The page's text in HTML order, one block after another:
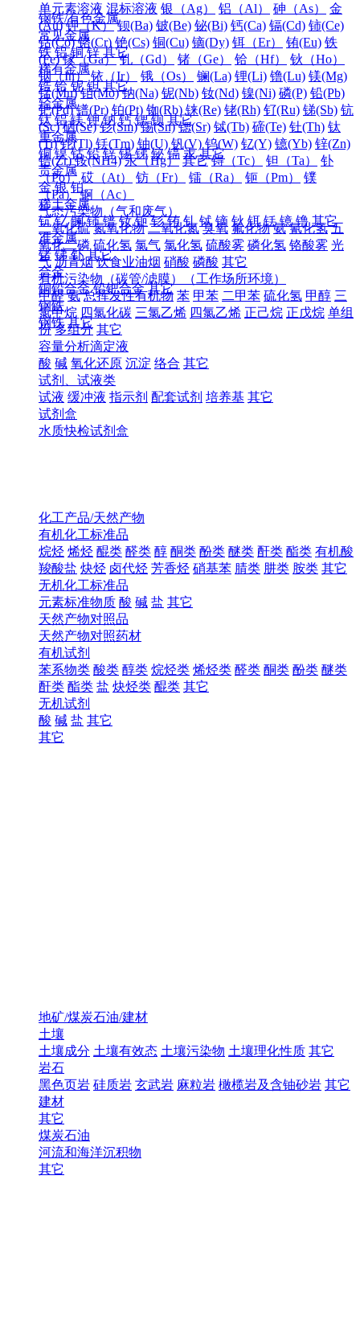
单元素溶液 混标溶液 银（Ag） 铝（Al） 砷（As）
金
(Au) 钾（K） 钡(Ba) 铍(Be) 铋(Bi) 钙(Ca) 镉(Cd) 铈(Ce)
钴(Co) 铬(Cr) 铯(Cs) 铜(Cu) 镝(Dy) 铒（Er） 铕(Eu) 铁
(Fe) 镓（Ga） 钆（Gd） 锗（Ge） 铪（Hf）
钬（Ho）
铟（In） 铱（Ir） 锇（Os） 镧(La) 锂(Li) 镥(Lu) 镁(Mg)
锰(Mn) 钼(Mo) 钠(Na) 铌(Nb) 钕(Nd) 镍(Ni) 磷(P) 铅(Pb)
钯(Pd) 镨(Pr) 铂(Pt) 铷(Rb) 铼(Re) 铑(Rh) 钌(Ru) 锑(Sb) 钪
(Sc) 硒(Se) 钐(Sm) 锡(Sn) 锶(Sr) 铽(Tb) 碲(Te) 钍(Th) 钛
(Ti) 铊(Tl) 铥(Tm) 铀(U) 钒(V) 钨(W) 钇(Y) 镱(Yb) 锌(Zn)
锆(Zr) 铵(NH4) 汞（Hg） 其它 锝（Tc） 钽（Ta）
钋
（Po） 砹（At） 钫（Fr） 镭（Ra） 钷（Pm）
镤
（Pa） 锕（Ac）
气态污染物（气和废气）
二氧化硫 氮氧化物 二氧化氮 臭氧 氟化物 氨 氰化氢 五
氧化二磷 硫化氢 氯气 氯化氢 硫酸雾 磷化氢 铬酸雾 光
气 沥青烟 饮食业油烟 硝酸 磷酸 其它
有机污染物（碳管/滤膜）（工作场所环境）
甲醛 氨 总挥发性有机物 苯 甲苯 二甲苯 硫化氢 甲醇 三
氯甲烷 四氯化碳 三氯乙烯 四氯乙烯 正己烷 正戊烷 单组
份 多组分 其它
容量分析滴定液
酸 碱 氧化还原 沉淀 络合 其它
试剂、试液类
试液 缓冲液 指示剂 配套试剂 培养基 其它
试剂盒
水质快检试剂盒
钢铁/有色金属
常见金属
铁 铝 铜 锌 其它
稀有金属
锆 铪 铌 钽 其它
轻金属
钛 铝 镁 钾 钠 钙 锶 钡 其它
重金属
铜 镍 钴 铅 锌 锡 锑 铋 镉 汞 其它
贵金属
金 银 铂
稀土金属
钪 钇 镧 铈 镨 钕 钷 钐 铕 钆 铽 镝 钬 铒 铥 镱 镥 其它
准金属
锗 锑 钋 其它
合金
铜铅合金 铅钯合金 其它
钢铁
钢铁 其它
化工产品/天然产物
有机化工标准品
烷烃 烯烃 醌类 醛类 醇 酮类 酚类 醚类 酐类 酯类 有机酸
羧酸盐 炔烃 卤代烃 芳香烃 硝基苯 腈类 肼类 胺类 其它
无机化工标准品
元素标准物质 酸 碱 盐 其它
天然产物对照品
天然产物对照药材
有机试剂
苯系物类 酸类 醇类 烷烃类 烯烃类 醛类 酮类 酚类 醚类
酐类 酯类 盐 炔烃类 醌类 其它
无机试剂
酸 碱 盐 其它
其它
地矿/煤炭石油/建材
土壤
土壤成分 土壤有效态 土壤污染物 土壤理化性质 其它
岩石
黑色页岩 硅质岩 玄武岩 麻粒岩 橄榄岩及含铀砂岩 其它
建材
其它
煤炭石油
河流和海洋沉积物
其它